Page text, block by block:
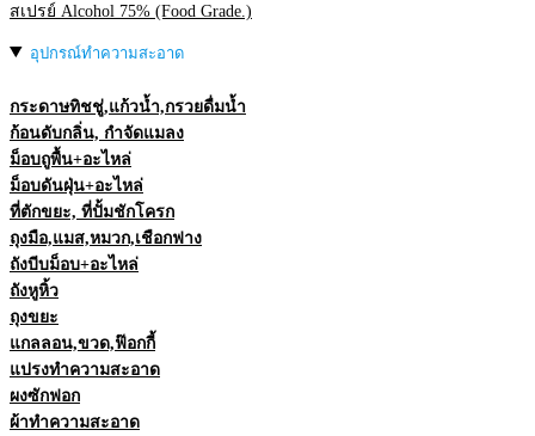
สเปรย์ Alcohol 75% (Food Grade.)
อุปกรณ์ทำความสะอาด
กระดาษทิชชู่,แก้วน้ำ,กรวยดื่มน้ำ
ก้อนดับกลิ่น, กำจัดแมลง
ม็อบถูพื้น+อะไหล่
ม็อบดันฝุ่น+อะไหล่
ที่ตักขยะ, ที่ปั้มชักโครก
ถุงมือ,แมส,หมวก,เชือกฟาง
ถังบีบม็อบ+อะไหล่
ถังหูหิ้ว
ถุงขยะ
แกลลอน,ขวด,ฟ๊อกกี้
แปรงทำความสะอาด
ผงซักฟอก
ผ้าทำความสะอาด